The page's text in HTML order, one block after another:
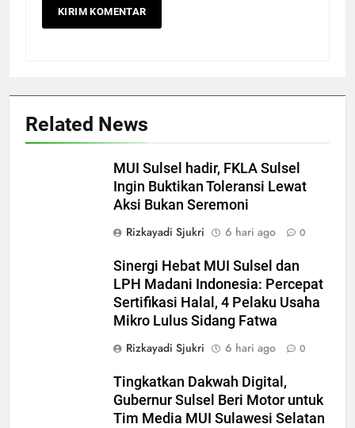
Related News
MUI Sulsel hadir, FKLA Sulsel
Ingin Buktikan Toleransi Lewat
Aksi Bukan Seremoni
Rizkayadi Sjukri
6 hari ago 0
Sinergi Hebat MUI Sulsel dan
LPH Madani Indonesia: Percepat
Sertifikasi Halal, 4 Pelaku Usaha
Mikro Lulus Sidang Fatwa
Rizkayadi Sjukri
6 hari ago 0
Tingkatkan Dakwah Digital,
Gubernur Sulsel Beri Motor untuk
Tim Media MUI Sulawesi Selatan